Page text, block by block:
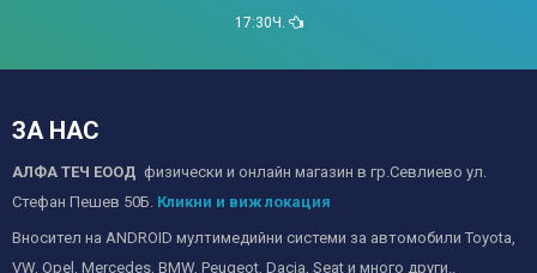
17:30Ч.
ЗА НАС
АЛФА ТЕЧ ЕООД физически и онлайн магазин в гр.Севлиево ул.
Стефан Пешев 50Б. Кликни и виж локация
Вносител на ANDROID мултимедийни системи за автомобили Toyota,
VW, Opel, Mercedes, BMW, Peugeot, Dacia, Seat и много други..